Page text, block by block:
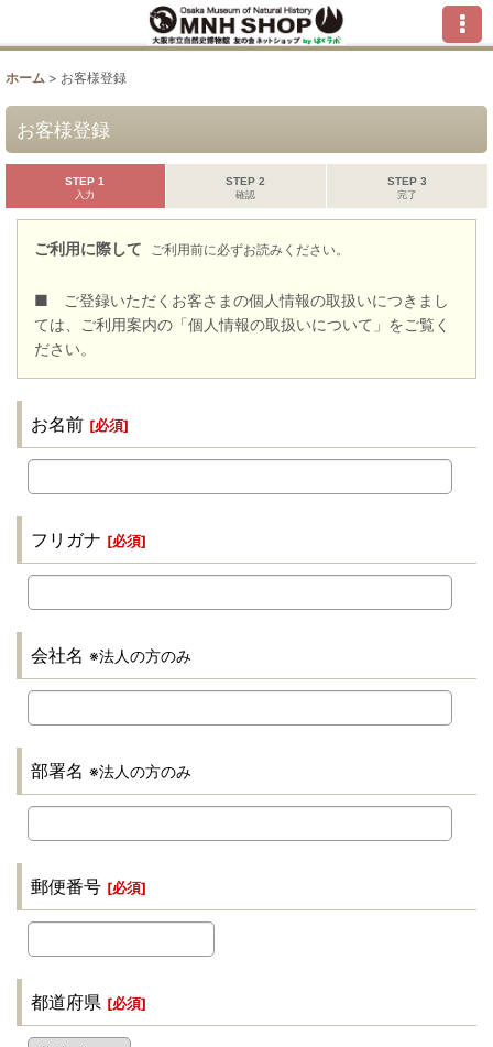
ホーム > お客様登録
お客様登録
STEP 1
入力
STEP 2
確認
STEP 3
完了
ご利用に際して ご利用前に必ずお読みください。
■ ご登録いただくお客さまの個人情報の取扱いにつきまし
ては、ご利用案内の「個人情報の取扱いについて」をご覧く
ださい。
お名前 [必須]
フリガナ [必須]
会社名 ※法人の方のみ
部署名 ※法人の方のみ
郵便番号 [必須]
都道府県 [必須]